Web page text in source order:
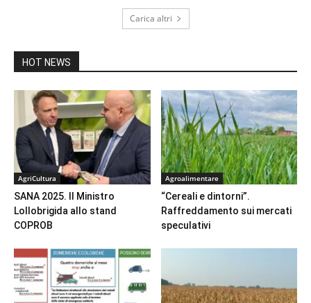
Carica altri
HOT NEWS
AgriCultura
SANA 2025. Il Ministro
Lollobrigida allo stand
COPROB
Agroalimentare
“Cereali e dintorni”.
Raffreddamento sui mercati
speculativi